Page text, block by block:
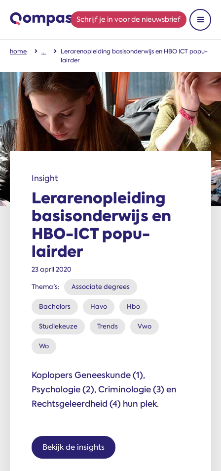
Schrijf je in voor de nieuwsbrief
Toon
home
Lerarenoplei­ding basisonderwijs en HBO ICT popu­
lairder
Insight
Lerarenoplei­ding
basisonderwijs en
HBO-ICT popu­
lairder
23 april 2020
Thema's: Associate degrees
Bachelors Havo Hbo
Studiekeuze Trends Vwo
Wo
Koplopers Geneeskunde (1),
Psychologie (2), Criminologie (3) en
Rechtsgeleerdheid (4) hun plek.
Bekijk de insights